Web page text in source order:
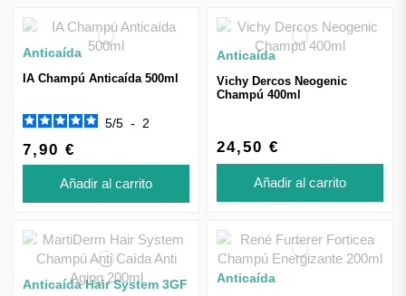
Anticaída
IA Champú Anticaída 500ml
5/5 - 2
7,90 €
Añadir al carrito
Anticaída
Vichy Dercos Neogenic
Champú 400ml
24,50 €
Añadir al carrito
Anticaída Hair System 3GF Anticaída